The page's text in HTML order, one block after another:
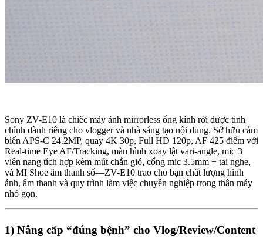
Sony ZV-E10 là chiếc máy ảnh mirrorless ống kính rời được tinh
chỉnh dành riêng cho vlogger và nhà sáng tạo nội dung. Sở hữu cảm
biến APS-C 24.2MP, quay 4K 30p, Full HD 120p, AF 425 điểm với
Real-time Eye AF/Tracking, màn hình xoay lật vari-angle, mic 3
viên nang tích hợp kèm mút chắn gió, cổng mic 3.5mm + tai nghe,
và MI Shoe âm thanh số—ZV-E10 trao cho bạn chất lượng hình
ảnh, âm thanh và quy trình làm việc chuyên nghiệp trong thân máy
nhỏ gọn.
1) Nâng cấp “đúng bệnh” cho Vlog/Review/Content